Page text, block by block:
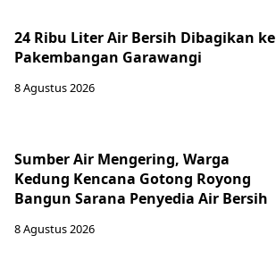
24 Ribu Liter Air Bersih Dibagikan ke
Pakembangan Garawangi
8 Agustus 2026
Sumber Air Mengering, Warga
Kedung Kencana Gotong Royong
Bangun Sarana Penyedia Air Bersih
8 Agustus 2026